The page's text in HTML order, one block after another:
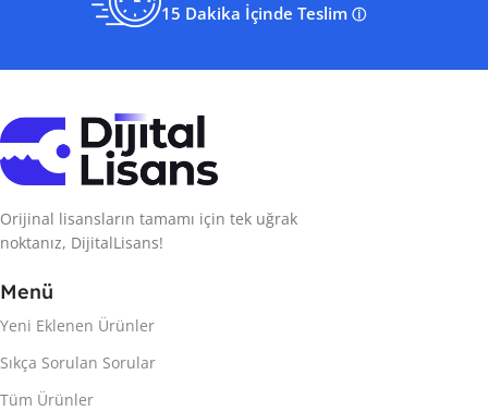
15 Dakika İçinde Teslim ⓘ
Orijinal lisansların tamamı için tek uğrak
noktanız, DijitalLisans!
Menü
Yeni Eklenen Ürünler
Sıkça Sorulan Sorular
Tüm Ürünler